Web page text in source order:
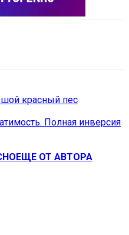
красный пес
Полная инверсия
ЕЩЕ ОТ АВТОРА